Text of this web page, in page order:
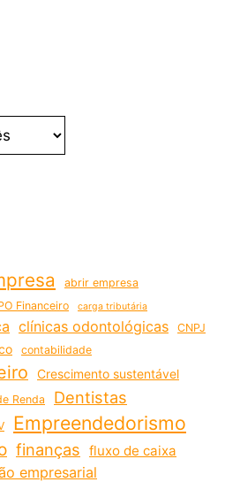
abrir empresa
Financeiro carga tributária
clínicas odontológicas CNPJ
contabilidade
Crescimento sustentável
Renda Dentistas
Empreendedorismo
finanças fluxo de caixa
empresarial